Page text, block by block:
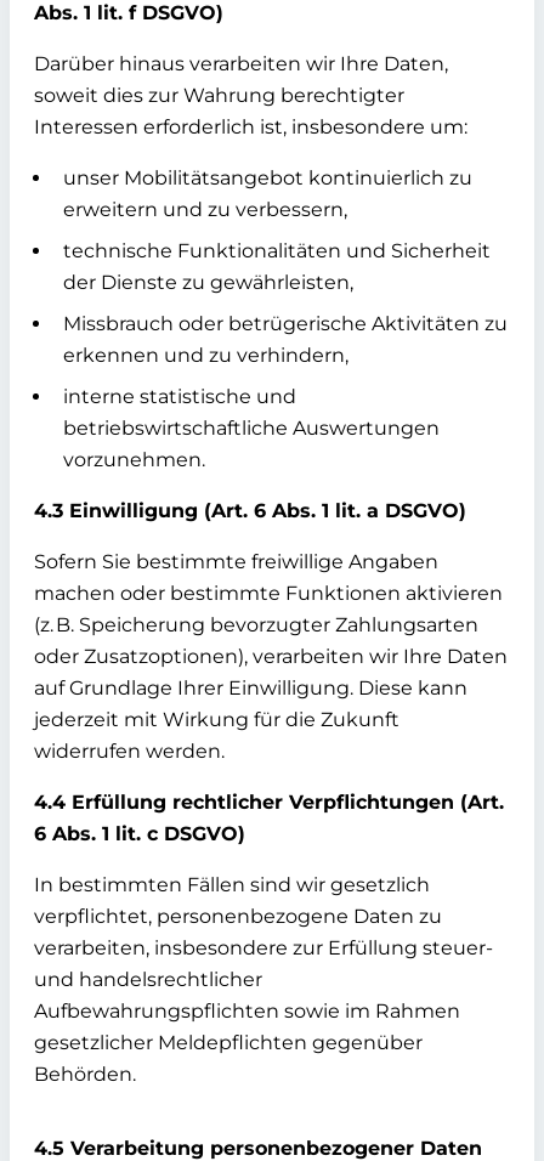
Abs. 1 lit. f DSGVO)
Darüber hinaus verarbeiten wir Ihre Daten,
soweit dies zur Wahrung berechtigter
Interessen erforderlich ist, insbesondere um:
unser Mobilitätsangebot kontinuierlich zu
erweitern und zu verbessern,
technische Funktionalitäten und Sicherheit
der Dienste zu gewährleisten,
Missbrauch oder betrügerische Aktivitäten zu
erkennen und zu verhindern,
interne statistische und
betriebswirtschaftliche Auswertungen
vorzunehmen.
4.3 Einwilligung (Art. 6 Abs. 1 lit. a DSGVO)
Sofern Sie bestimmte freiwillige Angaben
machen oder bestimmte Funktionen aktivieren
(z. B. Speicherung bevorzugter Zahlungsarten
oder Zusatzoptionen), verarbeiten wir Ihre Daten
auf Grundlage Ihrer Einwilligung. Diese kann
jederzeit mit Wirkung für die Zukunft
widerrufen werden.
4.4 Erfüllung rechtlicher Verpflichtungen (Art.
6 Abs. 1 lit. c DSGVO)
In bestimmten Fällen sind wir gesetzlich
verpflichtet, personenbezogene Daten zu
verarbeiten, insbesondere zur Erfüllung steuer-
und handelsrechtlicher
Aufbewahrungspflichten sowie im Rahmen
gesetzlicher Meldepflichten gegenüber
Behörden.
4.5 Verarbeitung personenbezogener Daten